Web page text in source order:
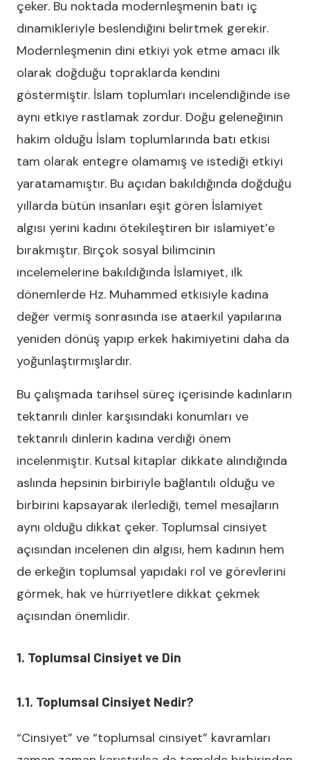
çeker. Bu noktada modernleşmenin batı iç
dinamikleriyle beslendiğini belirtmek gerekir.
Modernleşmenin dini etkiyi yok etme amacı ilk
olarak doğduğu topraklarda kendini
göstermiştir. İslam toplumları incelendiğinde ise
aynı etkiye rastlamak zordur. Doğu geleneğinin
hakim olduğu İslam toplumlarında batı etkisi
tam olarak entegre olamamış ve istediği etkiyi
yaratamamıştır. Bu açıdan bakıldığında doğduğu
yıllarda bütün insanları eşit gören İslamiyet
algısı yerini kadını ötekileştiren bir islamiyet’e
bırakmıştır. Birçok sosyal bilimcinin
incelemelerine bakıldığında İslamiyet, ilk
dönemlerde Hz. Muhammed etkisiyle kadına
değer vermiş sonrasında ise ataerkil yapılarına
yeniden dönüş yapıp erkek hakimiyetini daha da
yoğunlaştırmışlardır.
Bu çalışmada tarihsel süreç içerisinde kadınların
tektanrılı dinler karşısındaki konumları ve
tektanrılı dinlerin kadına verdiği önem
incelenmiştir. Kutsal kitaplar dikkate alındığında
aslında hepsinin birbiriyle bağlantılı olduğu ve
birbirini kapsayarak ilerlediği, temel mesajların
aynı olduğu dikkat çeker. Toplumsal cinsiyet
açısından incelenen din algısı, hem kadının hem
de erkeğin toplumsal yapıdaki rol ve görevlerini
görmek, hak ve hürriyetlere dikkat çekmek
açısından önemlidir.
1. Toplumsal Cinsiyet ve Din
1.1. Toplumsal Cinsiyet Nedir?
“Cinsiyet” ve “toplumsal cinsiyet” kavramları